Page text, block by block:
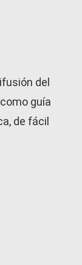
del
guía
de fácil